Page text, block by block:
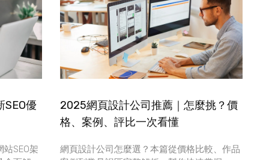
優
SEO架
2025網頁設計公司推薦｜怎麼挑？價
格、案例、評比一次看懂
網頁設計公司怎麼選？本篇從價格比較、作品